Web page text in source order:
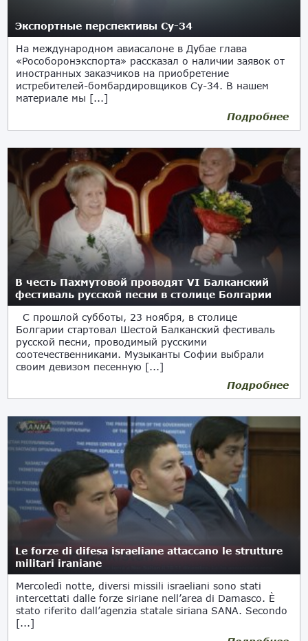
Экспортные перспективы Су-34
На международном авиасалоне в Дубае глава
«Рособоронэкспорта» рассказал о наличии заявок от
иностранных заказчиков на приобретение
истребителей-бомбардировщиков Су-34. В нашем
материале мы [...]
Подробнее
В честь Пахмутовой проводят VI Балканский
фестиваль русской песни в столице Болгарии
С прошлой субботы, 23 ноября, в столице
Болгарии стартовал Шестой Балканский фестиваль
русской песни, проводимый русскими
соотечественниками. Музыканты Софии выбрали
своим девизом песенную [...]
Подробнее
Le forze di difesa israeliane attaccano le strutture
militari iraniane
Mercoledì notte, diversi missili israeliani sono stati
intercettati dalle forze siriane nell’area di Damasco. È
stato riferito dall’agenzia statale siriana SANA. Secondo
[...]